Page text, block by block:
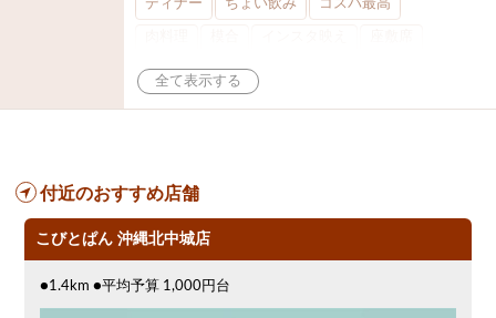
ディナー ちょい飲み コスパ最高
記念日 泡盛
落ち着いた空間
オリオンドラフト
付近のおすすめ店舗
こびとぱん 沖縄北中城店
●1.4km ●平均予算 1,000円台